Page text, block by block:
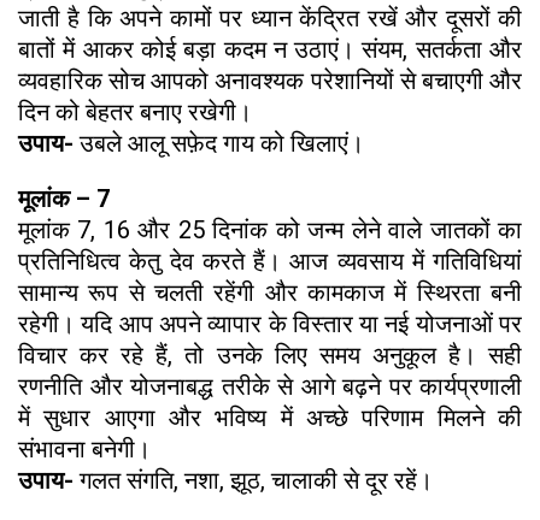
जाती है कि अपने कामों पर ध्यान केंद्रित रखें और दूसरों की
बातों में आकर कोई बड़ा कदम न उठाएं। संयम, सतर्कता और
व्यवहारिक सोच आपको अनावश्यक परेशानियों से बचाएगी और
दिन को बेहतर बनाए रखेगी।
उपाय-उबले आलू सफ़ेद गाय को खिलाएं।
मूलांक – 7
मूलांक 7, 16 और 25 दिनांक को जन्म लेने वाले जातकों का
प्रतिनिधित्व केतु देव करते हैं। आज व्यवसाय में गतिविधियां
सामान्य रूप से चलती रहेंगी और कामकाज में स्थिरता बनी
रहेगी। यदि आप अपने व्यापार के विस्तार या नई योजनाओं पर
विचार कर रहे हैं, तो उनके लिए समय अनुकूल है। सही
रणनीति और योजनाबद्ध तरीके से आगे बढ़ने पर कार्यप्रणाली
में सुधार आएगा और भविष्य में अच्छे परिणाम मिलने की
संभावना बनेगी।
उपाय-गलत संगति, नशा, झूठ, चालाकी से दूर रहें।